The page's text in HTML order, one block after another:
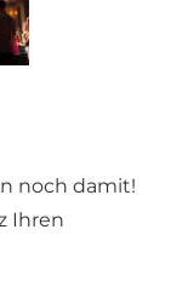
noch damit!
Ihren